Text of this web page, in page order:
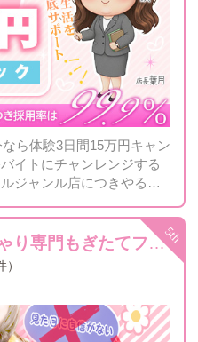
ら体験3日間15万円キャン
イトにチャンレンジする
ジャンル店につきやる気
門もぎたてフルーツ
）